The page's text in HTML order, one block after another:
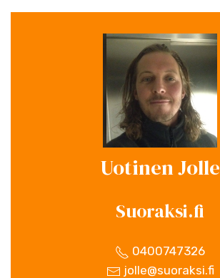
Uotinen Jolle
Suoraksi.fi
0400747326
jolle@suoraksi.fi